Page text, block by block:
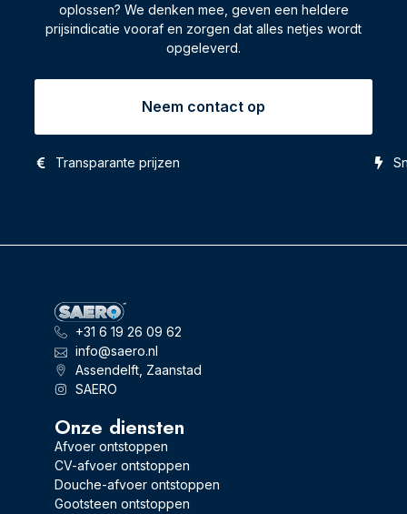
oplossen? We denken mee, geven een heldere
prijsindicatie vooraf en zorgen dat alles netjes wordt
opgeleverd.
Neem contact op
Transparante prijzen
+31 6 19 26 09 62
info@saero.nl
Assendelft, Zaanstad
SAERO
Onze diensten
Afvoer ontstoppen
CV-afvoer ontstoppen
Douche-afvoer ontstoppen
Gootsteen ontstoppen